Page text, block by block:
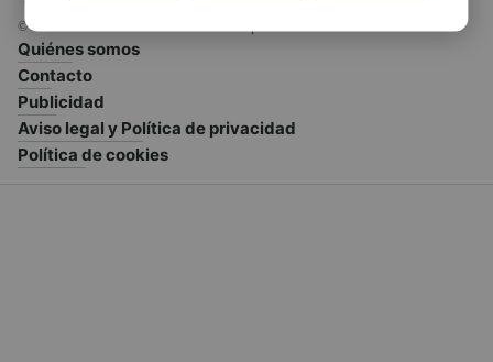
© El Meridiano L'Horta 2026 - Valencia - España
Quiénes somos
Contacto
Publicidad
Aviso legal y Política de privacidad
Política de cookies